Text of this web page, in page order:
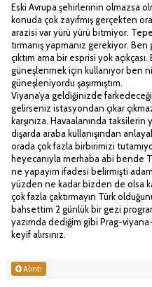
Eski Avrupa şehirlerinin olmazsa
konuda çok zayıfmış gerçekten
arazisi var yürü yürü bitmiyor.
tırmanış yapmanız gerekiyor.
çıktım ama bir esprisi yok
güneşlenmek için kullanıyor ben
güneşleniyordu şaşırmıştım.
Viyana’ya geldiğinizde
gelirseniz istasyondan çıkar
karşınıza. Havaalanında
dışarda araba kullanışından
orada çok fazla birbirimizi
heyecanıyla merhaba abi bende
ne yapayım ifadesi belirmişti
yüzden ne kadar bizden de olsa
çok fazla çaktırmayın Türk
bahsettim 2 günlük bir gezi
yazımda dediğim gibi Prag-
keyif alırsınız.
Alıntı